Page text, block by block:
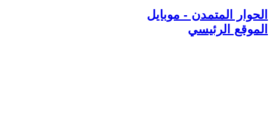
الحوار المتمدن - موبايل
الموقع الرئيسي